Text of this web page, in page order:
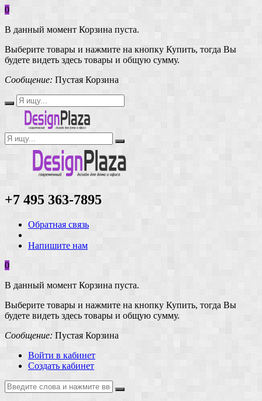
0
В данный момент Корзина пуста.
Выберите товары и нажмите на кнопку Купить, тогда Вы
будете видеть здесь товары и общую сумму.
Сообщение: Пустая Корзина
+7 495 363-7895
Обратная связь
Напишите нам
0
В данный момент Корзина пуста.
Выберите товары и нажмите на кнопку Купить, тогда Вы
будете видеть здесь товары и общую сумму.
Сообщение: Пустая Корзина
Войти в кабинет
Создать кабинет